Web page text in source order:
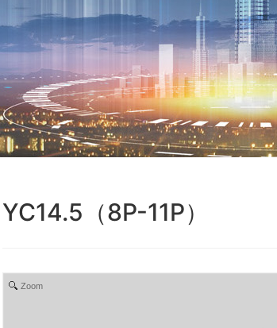
YC14.5（8P-11P）
Zoom